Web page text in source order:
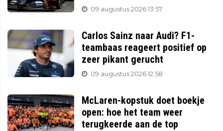
09 augustus 2026 13:57
Carlos Sainz naar Audi? F1-
teambaas reageert positief op
zeer pikant gerucht
09 augustus 2026 12:58
McLaren-kopstuk doet boekje
open: hoe het team weer
terugkeerde aan de top